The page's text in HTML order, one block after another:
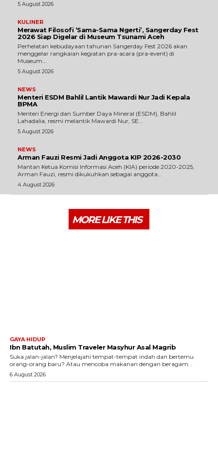
5 August 2026
KULINER
Merawat Filosofi ‘Sama-Sama Ngerti’, Sangerday Fest
2026 Siap Digelar di Museum Tsunami Aceh
Perhelatan kebudayaan tahunan Sangerday Fest 2026 akan
menggelar rangkaian kegiatan pra-acara (pra-event) di
Museum...
5 August 2026
NEWS
Menteri ESDM Bahlil Lantik Mawardi Nur Jadi Kepala
BPMA
Menteri Energi dan Sumber Daya Mineral (ESDM), Bahlil
Lahadalia, resmi melantik Mawardi Nur, SE...
5 August 2026
NEWS
Arman Fauzi Resmi Jadi Anggota KIP 2026-2030
Mantan Ketua Komisi Informasi Aceh (KIA) periode 2020-2025,
Arman Fauzi, resmi dikukuhkan sebagai anggota...
4 August 2026
MORE LIKE THIS
GAYA HIDUP
Ibn Batutah, Muslim Traveler Masyhur Asal Magrib
Suka jalan-jalan? Menjelajahi tempat-tempat indah dan bertemu
orang-orang baru? Atau mencoba makanan dengan beragam...
6 August 2026